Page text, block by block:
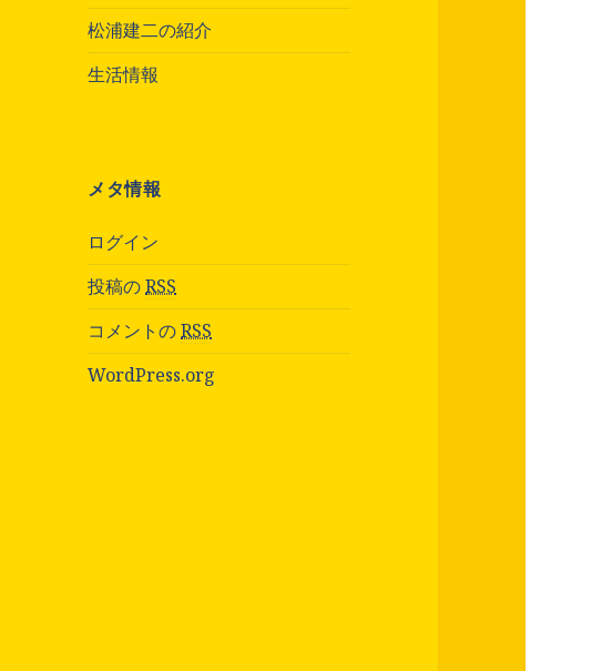
松浦建二の紹介
生活情報
メタ情報
ログイン
投稿のRSS
コメントのRSS
WordPress.org